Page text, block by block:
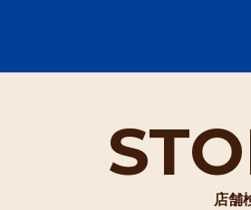
店舗